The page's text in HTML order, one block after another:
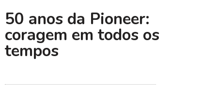
50 anos da Pioneer:
coragem em todos os
tempos